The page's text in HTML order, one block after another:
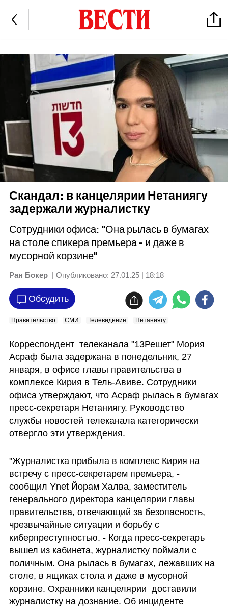
Скандал: в канцелярии Нетаниягу
задержали журналистку
Сотрудники офиса: "Она рылась в бумагах
на столе спикера премьера - и даже в
мусорной корзине"
Ран Бокер | Опубликовано: 27.01.25 | 18:18
Обсудить
Правительство СМИ Телевидение Нетаниягу
Корреспондент  телеканала "13Решет" Мория
Асраф была задержана в понедельник, 27
января, в офисе главы правительства в
комплексе Кирия в Тель-Авиве. Сотрудники
офиса утверждают, что Асраф рылась в бумагах
пресс-секретаря Нетаниягу. Руководство
службы новостей телеканала категорически
отвергло эти утверждения.
"Журналистка прибыла в комплекс Кирия на
встречу с пресс-секретарем премьера, -
сообщил Ynet Йорам Халва, заместитель
генерального директора канцелярии главы
правительства, отвечающий за безопасность,
чрезвычайные ситуации и борьбу с
киберпреступностью. - Когда пресс-секретарь
вышел из кабинета, журналистку поймали с
поличным. Она рылась в бумагах, лежавших на
столе, в ящиках стола и даже в мусорной
корзине. Охранники канцелярии  доставили
журналистку на дознание. Об инциденте